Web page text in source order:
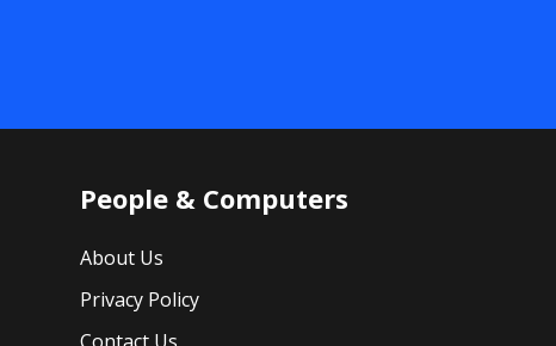
People & Computers
About Us
Privacy Policy